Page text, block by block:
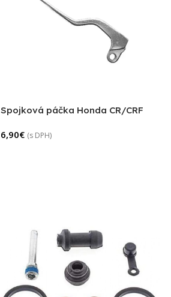
Spojková páčka Honda CR/CRF
6,90€ (s DPH)